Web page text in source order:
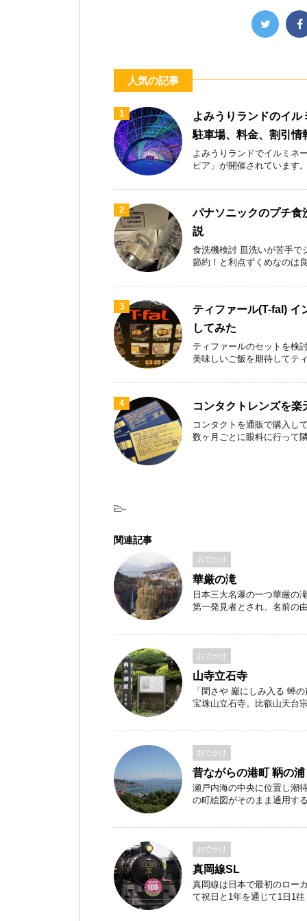
人気の記事
1
よみうりランドのイ
駐車場、料金、割引情
よみうりランドでイルミネ
ピア」が開催されています
2
パナソニックのプチ
説
食洗機検討 皿洗いが苦手で
節約！と利点ずくめなのは
3
ティファール(T-fal) イ
してみた
ティファールのセットを検
美味しいご飯を期待してテ
4 コンタクトレンズを楽
コンタクトを通販で購入し
数ヶ月ごとに眼科に行って
-
関連記事
おでかけ
華厳の滝
日本三大名瀑の一つ華厳の
第一発見者とされ、名前の
おでかけ
山寺立石寺
「閑さや 巖にしみ入る 蝉
宝珠山立石寺。比叡山天台
おでかけ
昔ながらの港町 鞆の浦
瀬戸内海の中央に位置し潮
の町絵図がそのまま通用す
おでかけ
真岡線SL
真岡線は日本で最初のロー
て祝日と1年を通じて1日1